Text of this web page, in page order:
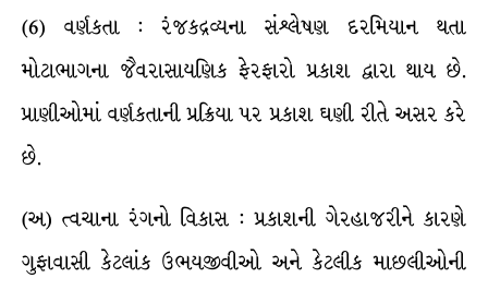
(6) વર્ણકતા : રંજકદ્રવ્યના સંશ્લેષણ દરમિયાન થતા
મોટાભાગના જૈવરાસાયણિક ફેરફારો પ્રકાશ દ્વારા થાય છે.
પ્રાણીઓમાં વર્ણકતાની પ્રક્રિયા પર પ્રકાશ ઘણી રીતે અસર કરે
છે.
(અ) ત્વચાના રંગનો વિકાસ : પ્રકાશની ગેરહાજરીને કારણે
ગુફાવાસી કેટલાંક ઉભયજીવીઓ અને કેટલીક માછલીઓની